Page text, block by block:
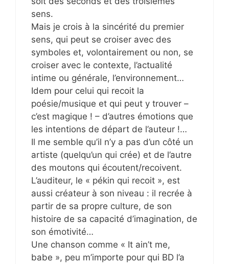
sens.
Mais je crois à la sincérité du premier
sens, qui peut se croiser avec des
symboles et, volontairement ou non, se
croiser avec le contexte, l’actualité
intime ou générale, l’environnement…
Idem pour celui qui recoit la
poésie/musique et qui peut y trouver –
c’est magique ! – d’autres émotions que
les intentions de départ de l’auteur !…
Il me semble qu’il n’y a pas d’un côté un
artiste (quelqu’un qui crée) et de l’autre
des moutons qui écoutent/recoivent.
L’auditeur, le « pékin qui recoit », est
aussi créateur à son niveau : il recrée à
partir de sa propre culture, de son
histoire de sa capacité d’imagination, de
son émotivité…
Une chanson comme « It ain’t me,
babe », peu m’importe pour qui BD l’a